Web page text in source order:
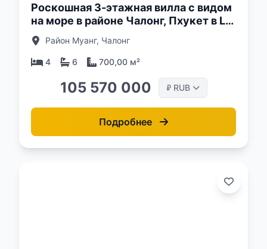
Роскошная 3-этажная вилла с видом
на море в районе Чалонг, Пхукет в La
Vista Luxury villas
Район Муанг, Чалонг
4 6 700,00 м²
105 570 000 ₽ RUB
Подробнее